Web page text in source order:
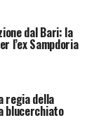
dal Bari: la
l’ex Sampdoria
regia della
blucerchiato